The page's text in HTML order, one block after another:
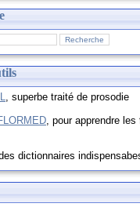
, superbe traité de prosodie
, pour apprendre les
dictionnaires